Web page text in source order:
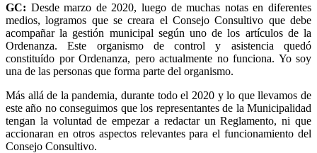
GC: Desde marzo de 2020, luego de muchas notas en diferentes
medios, logramos que se creara el Consejo Consultivo que debe
acompañar la gestión municipal según uno de los artículos de la
Ordenanza. Este organismo de control y asistencia quedó
constituído por Ordenanza, pero actualmente no funciona. Yo soy
una de las personas que forma parte del organismo.
Más allá de la pandemia, durante todo el 2020 y lo que llevamos de
este año no conseguimos que los representantes de la Municipalidad
tengan la voluntad de empezar a redactar un Reglamento, ni que
accionaran en otros aspectos relevantes para el funcionamiento del
Consejo Consultivo.